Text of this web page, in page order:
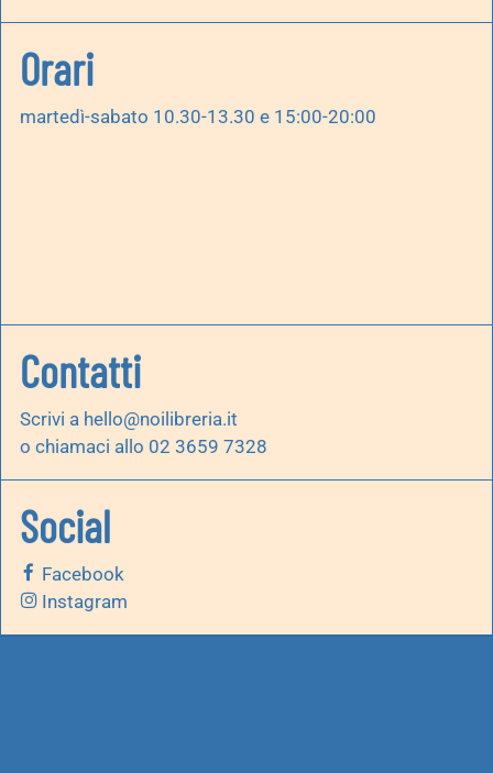
Orari
martedì-sabato 10.30-13.30 e 15:00-20:00
Contatti
Scrivi a hello@noilibreria.it
o chiamaci allo 02 3659 7328
Social
Facebook
Instagram